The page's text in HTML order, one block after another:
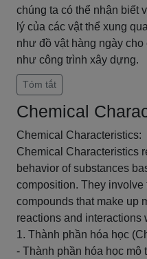
chúng ta có thể nhận biết
lý của các vật thể xung
như đồ vật hàng ngày
như công trình xây dựng.
Tóm tắt
Chemical
Chemical Characteristics:
Chemical Characteristics
behavior of substances
composition. They involve
compounds that make up
reactions and interactions
1. Thành phần hóa học
- Thành phần hóa học mô